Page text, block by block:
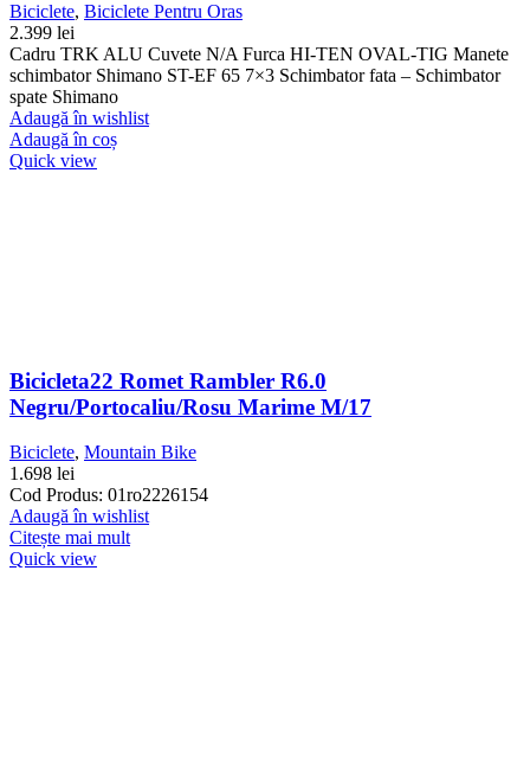
Biciclete, Biciclete Pentru Oras
2.399 lei
Cadru TRK ALU Cuvete N/A Furca HI-TEN OVAL-TIG Manete
schimbator Shimano ST-EF 65 7×3 Schimbator fata – Schimbator
spate Shimano
Adaugă în wishlist
Adaugă în coș
Quick view
Bicicleta22 Romet Rambler R6.0
Negru/portocaliu/rosu Marime M/17
Biciclete, Mountain Bike
1.698 lei
Cod Produs: 01ro2226154
Adaugă în wishlist
Citește mai mult
Quick view